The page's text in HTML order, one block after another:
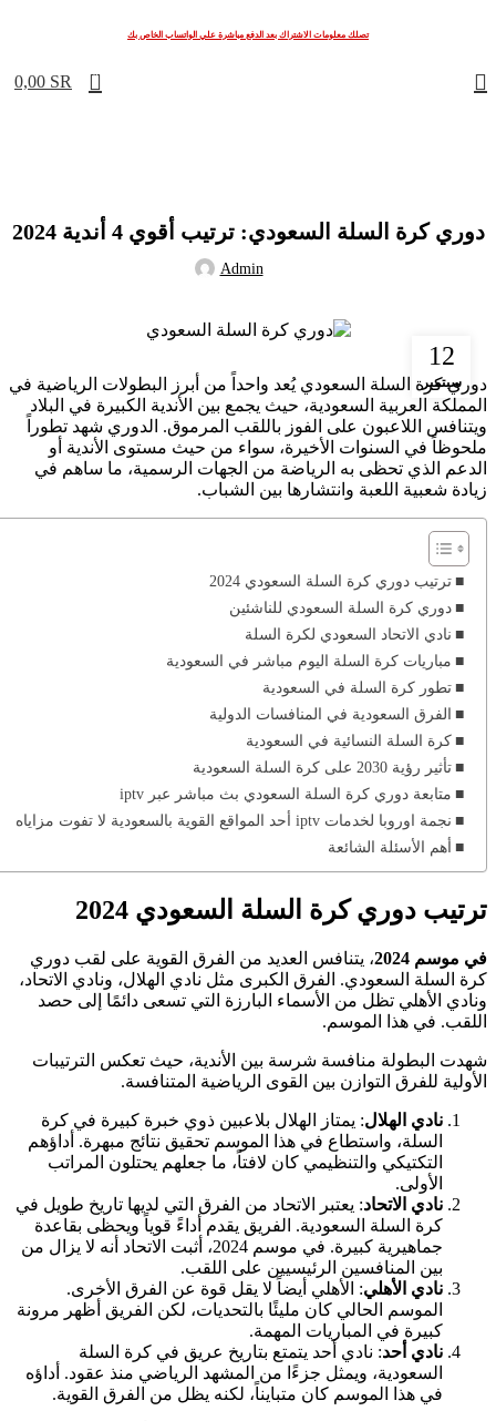
تصلك معلومات الاشتراك بعد الدفع مباشرة علي الواتساب الخاص بك
0
0,00 SR
دوري كرة السلة السعودي: ترتيب أقوي 4 أندية 2024
Admin
12
سبتمبر
دوري كرة السلة السعودي يُعد واحداً من أبرز البطولات الرياضية في
المملكة العربية السعودية، حيث يجمع بين الأندية الكبيرة في البلاد
ويتنافس اللاعبون على الفوز باللقب المرموق. الدوري شهد تطوراً
ملحوظاً في السنوات الأخيرة، سواء من حيث مستوى الأندية أو
الدعم الذي تحظى به الرياضة من الجهات الرسمية، ما ساهم في
زيادة شعبية اللعبة وانتشارها بين الشباب.
ترتيب دوري كرة السلة السعودي 2024
دوري كرة السلة السعودي للناشئين
نادي الاتحاد السعودي لكرة السلة
مباريات كرة السلة اليوم مباشر في السعودية
تطور كرة السلة في السعودية
الفرق السعودية في المنافسات الدولية
كرة السلة النسائية في السعودية
تأثير رؤية 2030 على كرة السلة السعودية
متابعة دوري كرة السلة السعودي بث مباشر عبر iptv
نجمة اوروبا لخدمات iptv أحد المواقع القوية بالسعودية لا تفوت مزاياه
أهم الأسئلة الشائعة
ترتيب دوري كرة السلة السعودي 2024
في موسم 2024
، يتنافس العديد من الفرق القوية على لقب دوري
كرة السلة السعودي. الفرق الكبرى مثل نادي الهلال، ونادي الاتحاد،
ونادي الأهلي تظل من الأسماء البارزة التي تسعى دائمًا إلى حصد
اللقب. في هذا الموسم.
شهدت البطولة منافسة شرسة بين الأندية، حيث تعكس الترتيبات
الأولية للفرق التوازن بين القوى الرياضية المتنافسة.
نادي الهلال: يمتاز الهلال بلاعبين ذوي خبرة كبيرة في كرة
السلة، واستطاع في هذا الموسم تحقيق نتائج مبهرة. أداؤهم
التكتيكي والتنظيمي كان لافتاً، ما جعلهم يحتلون المراتب
الأولى.
نادي الاتحاد: يعتبر الاتحاد من الفرق التي لديها تاريخ طويل في
كرة السلة السعودية. الفريق يقدم أداءً قوياً ويحظى بقاعدة
جماهيرية كبيرة. في موسم 2024، أثبت الاتحاد أنه لا يزال من
بين المنافسين الرئيسيين على اللقب.
نادي الأهلي: الأهلي أيضاً لا يقل قوة عن الفرق الأخرى.
الموسم الحالي كان مليئًا بالتحديات، لكن الفريق أظهر مرونة
كبيرة في المباريات المهمة.
نادي أحد: نادي أحد يتمتع بتاريخ عريق في كرة السلة
السعودية، ويمثل جزءًا من المشهد الرياضي منذ عقود. أداؤه
في هذا الموسم كان متبايناً، لكنه يظل من الفرق القوية.